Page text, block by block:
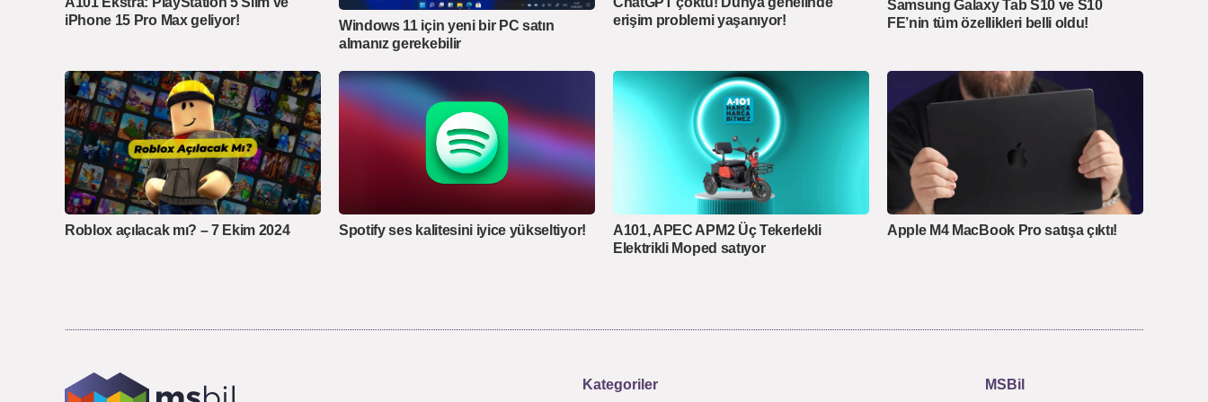
iPhone 15 Pro Max geliyor!
Windows 11 için yeni bir PC satın
almanız gerekebilir
erişim problemi yaşanıyor!
Samsung Galaxy Tab S10 ve S10
FE’nin tüm özellikleri belli oldu!
Roblox açılacak mı? – 7 Ekim 2024 Spotify ses kalitesini iyice yükseltiyor!
A101, APEC APM2 Üç Tekerlekli
Elektrikli Moped satıyor
Apple M4 MacBook Pro satışa çıktı!
Kategoriler MSBil